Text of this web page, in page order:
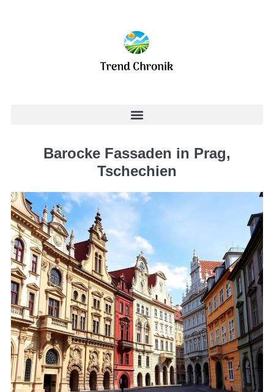
Barocke Fassaden in Prag,
Tschechien